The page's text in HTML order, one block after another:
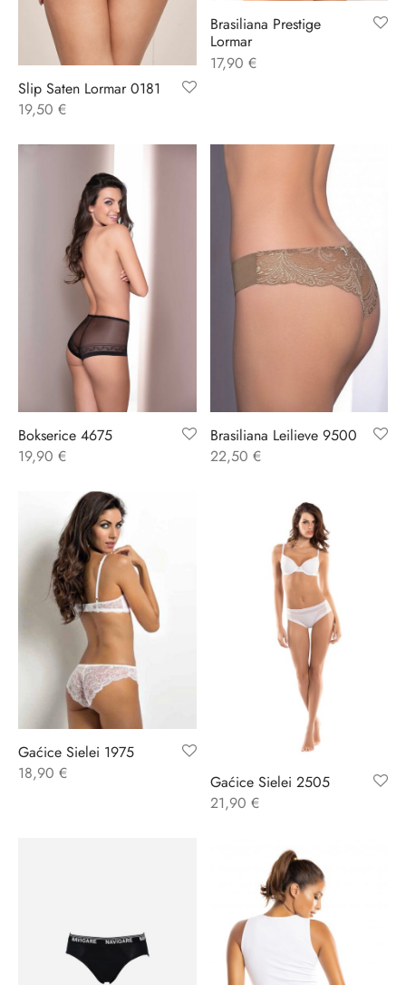
Slip Saten Lormar 0181
19,50 €
Brasiliana Prestige
Lormar
17,90 €
Bokserice 4675
19,90 €
Brasiliana Leilieve 9500
22,50 €
Gaćice Sielei 1975
18,90 €
Gaćice Sielei 2505
21,90 €